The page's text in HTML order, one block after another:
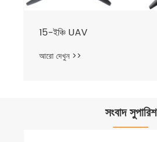
15-ইঞ্চি UAV
আরো দেখুন >>
সংবাদ সুপারিশ